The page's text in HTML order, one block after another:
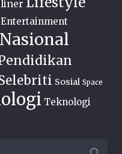
Nasional
Sosial Space
Teknologi